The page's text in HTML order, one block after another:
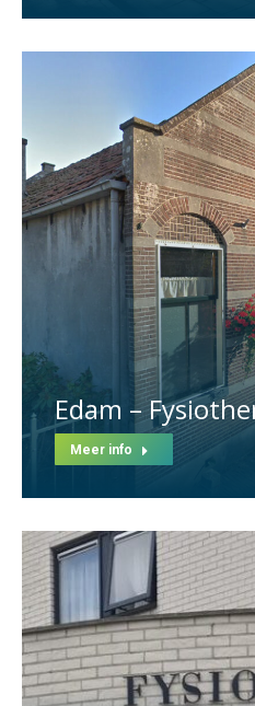
Edam –
Meer info